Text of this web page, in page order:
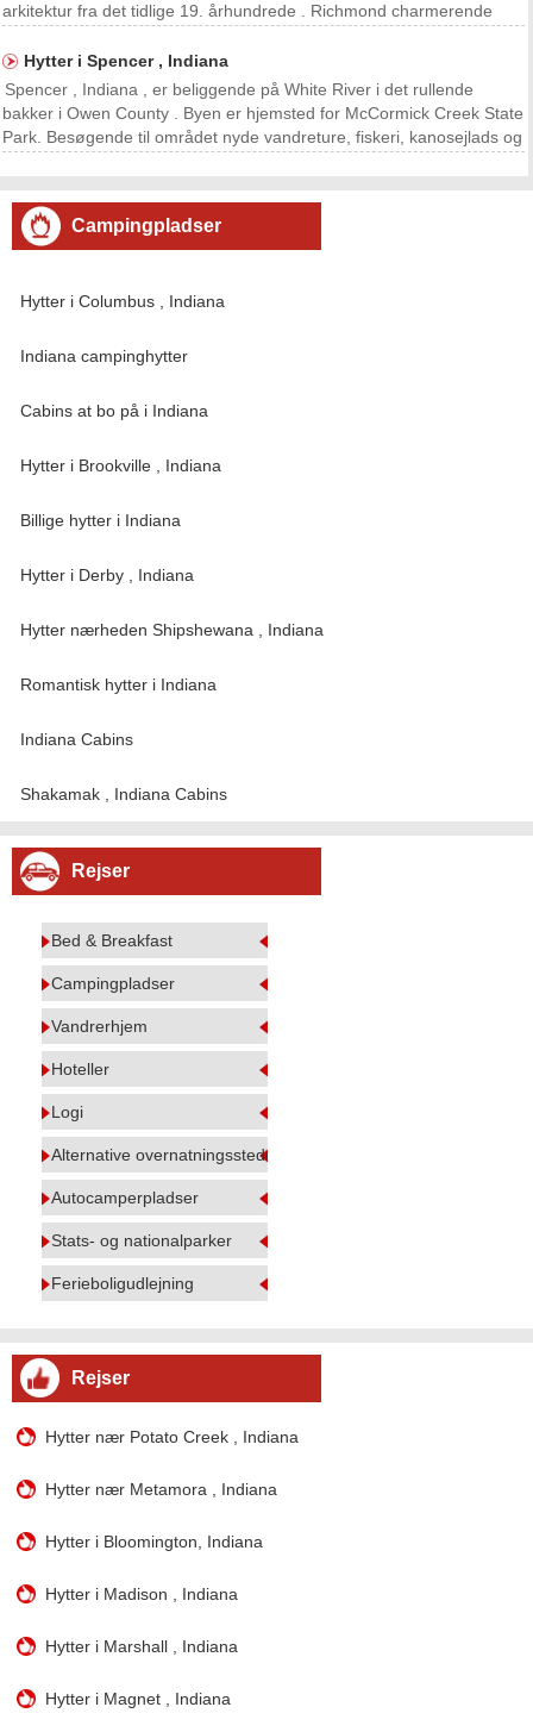
arkitektur fra det tidlige 19. århundrede . Richmond charmerende
dens kunst og kulturelle scene
Hytter i Spencer , Indiana
Spencer , Indiana , er beliggende på White River i det rullende
bakker i Owen County . Byen er hjemsted for McCormick Creek State
Park. Besøgende til området nyde vandreture, fiskeri, kanosejlads og
Campingpladser
Hytter i Columbus , Indiana
Indiana campinghytter
Cabins at bo på i Indiana
Hytter i Brookville , Indiana
Billige hytter i Indiana
Hytter i Derby , Indiana
Hytter nærheden Shipshewana , Indiana
Romantisk hytter i Indiana
Indiana Cabins
Shakamak , Indiana Cabins
Rejser
Bed & Breakfast
Campingpladser
Vandrerhjem
Hoteller
Logi
Alternative overnatningssteder
Autocamperpladser
Stats- og nationalparker
Ferieboligudlejning
Rejser
Hytter nær Potato Creek , Indiana
Hytter nær Metamora , Indiana
Hytter i Bloomington, Indiana
Hytter i Madison , Indiana
Hytter i Marshall , Indiana
Hytter i Magnet , Indiana